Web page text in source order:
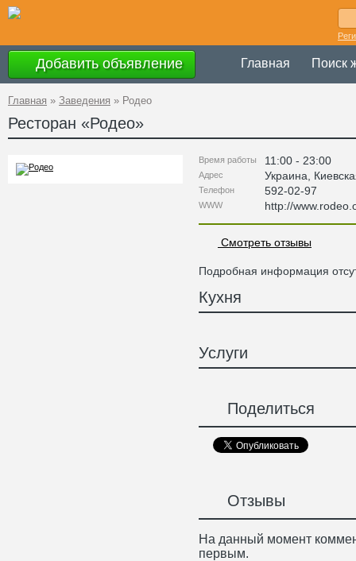
Добавить объявление Главная Поиск
Главная » Заведения » Родео
Ресторан «Родео»
Время работы 11:00 - 23:00
Адрес Украина
Телефон 592-02-97
WWW http://
Смотреть отзывы
Подробная информация
Кухня
Услуги
Поделиться
Отзывы
На данный момент
первым.